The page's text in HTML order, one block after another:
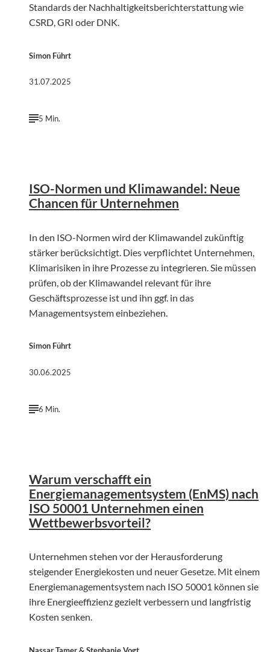
Standards der Nachhaltigkeitsberichterstattung wie
CSRD, GRI oder DNK.
Simon Führt
31.07.2025
5 Min.
ISO-Normen und Klimawandel: Neue
Chancen für Unternehmen
In den ISO-Normen wird der Klimawandel zukünftig
stärker berücksichtigt. Dies verpflichtet Unternehmen,
Klimarisiken in ihre Prozesse zu integrieren. Sie müssen
prüfen, ob der Klimawandel relevant für ihre
Geschäftsprozesse ist und ihn ggf. in das
Managementsystem einbeziehen.
Simon Führt
30.06.2025
6 Min.
Warum verschafft ein
Energiemanagementsystem (EnMS) nach
ISO 50001 Unternehmen einen
Wettbewerbsvorteil?
Unternehmen stehen vor der Herausforderung
steigender Energiekosten und neuer Gesetze. Mit einem
Energiemanagementsystem nach ISO 50001 können sie
ihre Energieeffizienz gezielt verbessern und langfristig
Kosten senken.